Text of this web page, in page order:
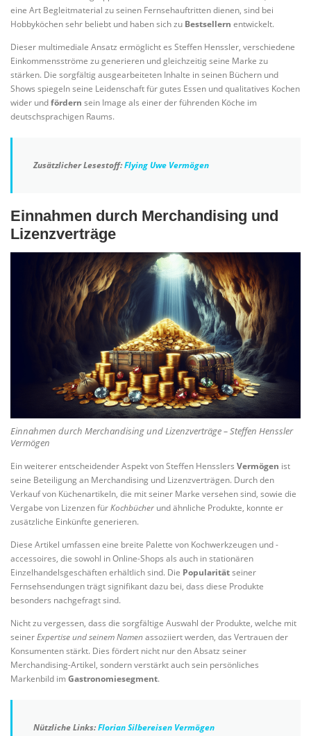
eine Art Begleitmaterial zu seinen Fernsehauftritten dienen, sind bei
Hobbyköchen sehr beliebt und haben sich zu Bestsellern entwickelt.
Dieser multimediale Ansatz ermöglicht es Steffen Henssler, verschiedene
Einkommensströme zu generieren und gleichzeitig seine Marke zu
stärken. Die sorgfältig ausgearbeiteten Inhalte in seinen Büchern und
Shows spiegeln seine Leidenschaft für gutes Essen und qualitatives Kochen
wider undfördern sein Image als einer der führenden Köche im
deutschsprachigen Raums.
Zusätzlicher Lesestoff:Flying Uwe Vermögen
Einnahmen durch Merchandising und
Lizenzverträge
Einnahmen durch Merchandising und Lizenzverträge – Steffen Henssler
Vermögen
Ein weiterer entscheidender Aspekt von Steffen Hensslers Vermögen ist
seine Beteiligung an Merchandising und Lizenzverträgen. Durch den
Verkauf von Küchenartikeln, die mit seiner Marke versehen sind, sowie die
Vergabe von Lizenzen fürKochbücher und ähnliche Produkte, konnte er
zusätzliche Einkünfte generieren.
Diese Artikel umfassen eine breite Palette von Kochwerkzeugen und -
accessoires, die sowohl in Online-Shops als auch in stationären
Einzelhandelsgeschäften erhältlich sind. Die Popularitätseiner
Fernsehsendungen trägt signifikant dazu bei, dass diese Produkte
besonders nachgefragt sind.
Nicht zu vergessen, dass die sorgfältige Auswahl der Produkte, welche mit
seinerExpertise und seinem Namenassoziiert werden, das Vertrauen der
Konsumenten stärkt. Dies fördert nicht nur den Absatz seiner
Merchandising-Artikel, sondern verstärkt auch sein persönliches
Markenbild imGastronomiesegment.
Nützliche Links:Florian Silbereisen Vermögen